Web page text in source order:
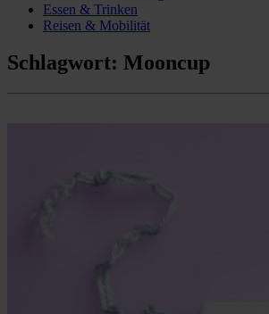
Essen & Trinken
Reisen & Mobilität
Schlagwort: Mooncup